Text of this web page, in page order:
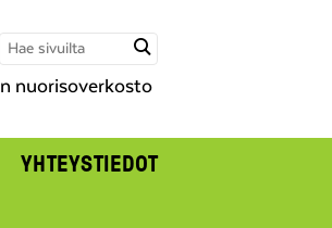
nuorisoverkosto
YHTEYSTIEDOT